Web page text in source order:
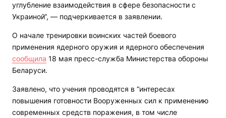
углубление взаимодействия в сфере безопасности с
Украиной“, — подчеркивается в заявлении.
О начале тренировки воинских частей боевого
применения ядерного оружия и ядерного обеспечения
сообщила 18 мая пресс-служба Министерства обороны
Беларуси.
Заявлено, что учения проводятся в “интересах
повышения готовности Вооруженных сил к применению
современных средств поражения, в том числе